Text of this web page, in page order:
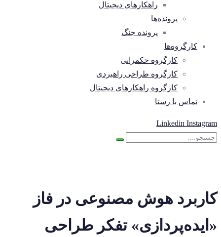
راهکارهای دیجیتال
پرونده‌ها
پرونده جنگ
کارگروه‌ها
کارگروه حکمرانی
کارگروه طراحی راهبردی
کارگروه راهکارهای دیجیتال
تماس با رستا
Linkedin Instagram
کاربرد هوش مصنوعی در فاز
«ایده‌پردازی» تفکر طراحی